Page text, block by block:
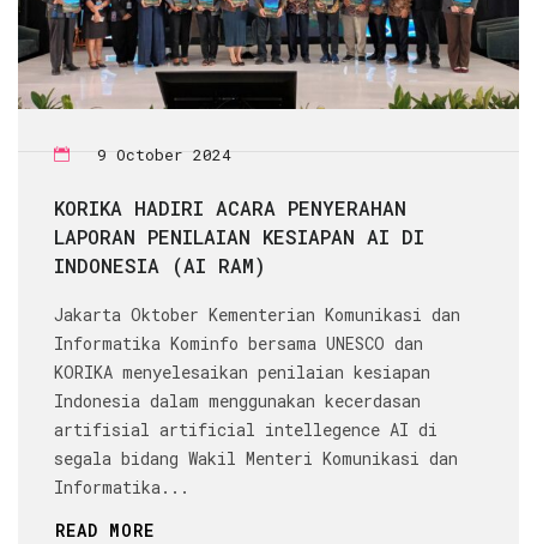
9 October 2024
KORIKA HADIRI ACARA PENYERAHAN
LAPORAN PENILAIAN KESIAPAN AI DI
INDONESIA (AI RAM)
Jakarta Oktober Kementerian Komunikasi dan
Informatika Kominfo bersama UNESCO dan
KORIKA menyelesaikan penilaian kesiapan
Indonesia dalam menggunakan kecerdasan
artifisial artificial intellegence AI di
segala bidang Wakil Menteri Komunikasi dan
Informatika...
READ MORE